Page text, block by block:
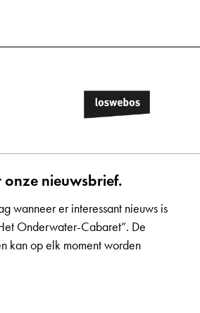
onze nieuwsbrief.
wanneer er interessant nieuws is
Onderwater-Cabaret”. De
kan op elk moment worden